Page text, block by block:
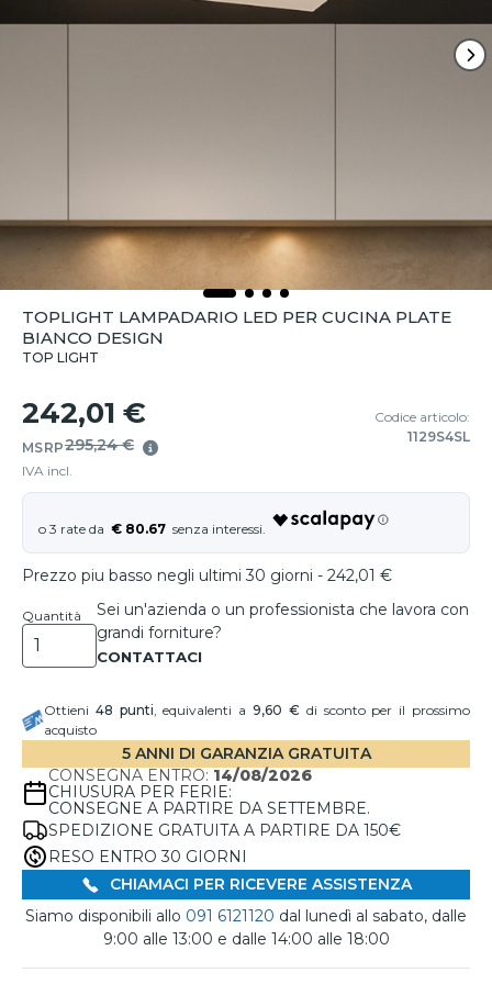
TOPLIGHT LAMPADARIO LED PER CUCINA PLATE
BIANCO DESIGN
TOP LIGHT
242,01 €
MSRP295,24 €
IVA incl.
Codice articolo:
1129S4SL
€ 80.67
Prezzo piu basso negli ultimi 30 giorni - 242,01 €
Quantità
Sei un'azienda o un professionista che lavora con
grandi forniture?
Ottieni 48 punti, equivalenti a9,60 €di sconto per il prossimo
acquisto
5 ANNI DI GARANZIA GRATUITA
CONSEGNA ENTRO: 14/08/2026
CHIUSURA PER FERIE:
CONSEGNE A PARTIRE DA SETTEMBRE.
SPEDIZIONE GRATUITA A PARTIRE DA 150€
RESO ENTRO 30 GIORNI
CHIAMACI PER RICEVERE ASSISTENZA
Siamo disponibili allo 091 6121120 dal lunedì al sabato, dalle
9:00 alle 13:00 e dalle 14:00 alle 18:00